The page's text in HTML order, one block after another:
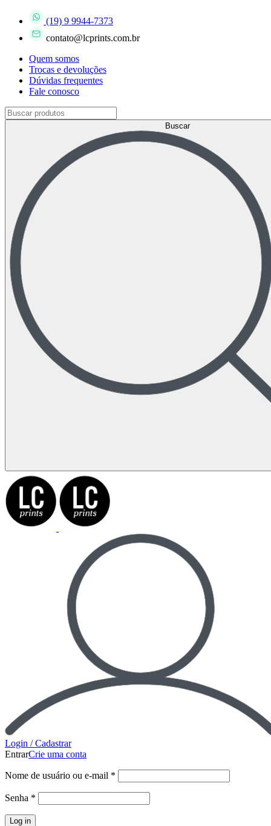
(19) 9 9944-7373
contato@lcprints.com.br
Quem somos
Trocas e devoluções
Dúvidas frequentes
Fale conosco
Buscar
Login / Cadastrar
EntrarCrie uma conta
Nome de usuário ou e-mail *
Senha *
Log in